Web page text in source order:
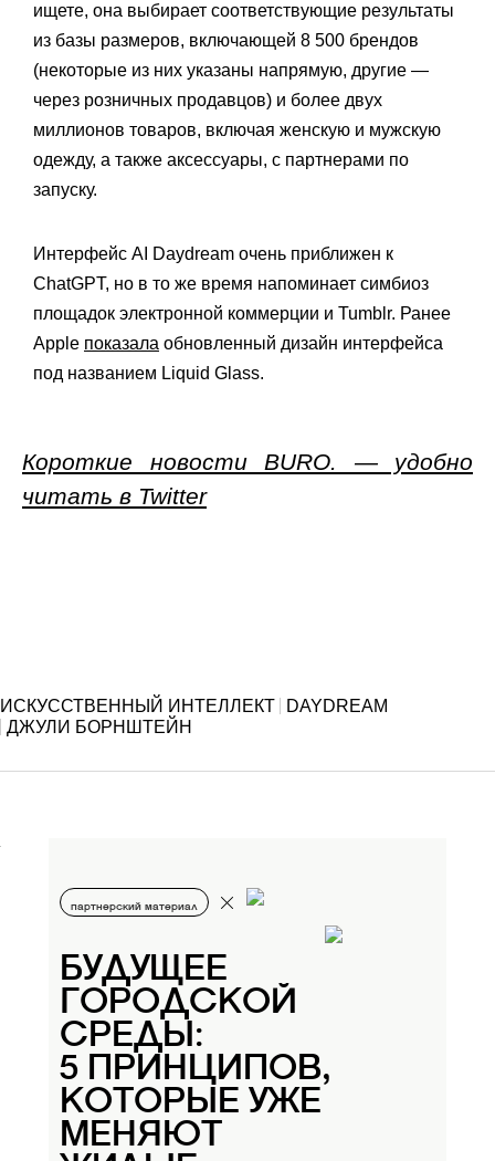
ищете, она выбирает соответствующие результаты
из базы размеров, включающей 8 500 брендов
(некоторые из них указаны напрямую, другие —
через розничных продавцов) и более двух
миллионов товаров, включая женскую и мужскую
одежду, а также аксессуары, с партнерами по
запуску.
Интерфейс AI Daydream очень приближен к
ChatGPT, но в то же время напоминает симбиоз
площадок электронной коммерции и Tumblr. Ранее
Apple показала обновленный дизайн интерфейса
под названием Liquid Glass.
Короткие новости BURO. — удобно
читать в Twitter
ИСКУССТВЕННЫЙ ИНТЕЛЛЕКТ
DAYDREAM
ДЖУЛИ БОРНШТЕЙН
партнерский материал
БУДУЩЕЕ
ГОРОДСКОЙ
СРЕДЫ:
5 ПРИНЦИПОВ,
КОТОРЫЕ УЖЕ
МЕНЯЮТ